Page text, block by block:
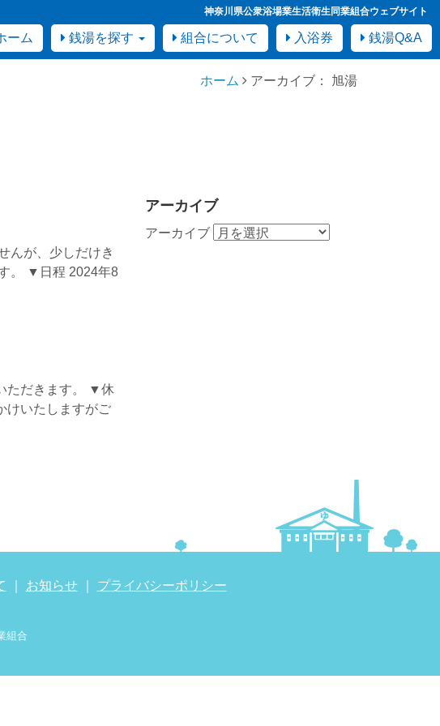
神奈川県公衆浴場業生活衛生同業組合ウェブサイト
ーム 銭湯を探す 組合について 入浴券 銭湯Q&A
ホーム アーカイブ： 旭湯
んが、少しだけき
。 ▼日程 2024年8
ただきます。 ▼休
けいたしますがご
アーカイブ
アーカイブ
お知らせ｜ プライバシーポリシー
組合